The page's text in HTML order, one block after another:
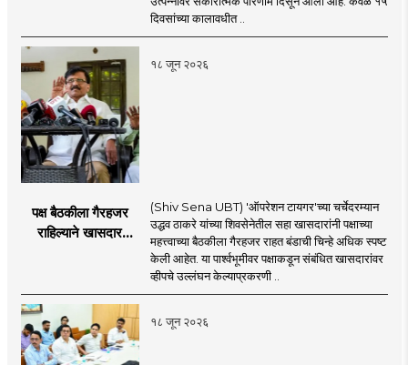
दिवसांच्या कालावधीत ..
१८ जून २०२६
पक्ष बैठकीला गैरहजर
राहिल्याने खासदार
काय सांगतो?
(Shiv Sena UBT) 'ऑपरेशन टायगर'च्या चर्चेदरम्यान
उद्धव ठाकरे यांच्या शिवसेनेतील सहा खासदारांनी पक्षाच्या
महत्त्वाच्या बैठकीला गैरहजर राहत बंडाची चिन्हे अधिक स्पष्ट
केली आहेत. या पार्श्वभूमीवर पक्षाकडून संबंधित खासदारांवर
व्हीपचे उल्लंघन केल्याप्रकरणी ..
१८ जून २०२६